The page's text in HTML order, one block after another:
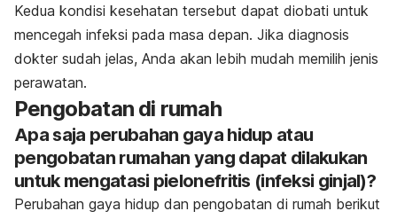
Kedua kondisi kesehatan tersebut dapat diobati untuk
mencegah infeksi pada masa depan. Jika diagnosis
dokter sudah jelas, Anda akan lebih mudah memilih jenis
perawatan.
Pengobatan di rumah
Apa saja perubahan gaya hidup atau
pengobatan rumahan yang dapat dilakukan
untuk mengatasi pielonefritis (infeksi ginjal)?
Perubahan gaya hidup dan pengobatan di rumah berikut